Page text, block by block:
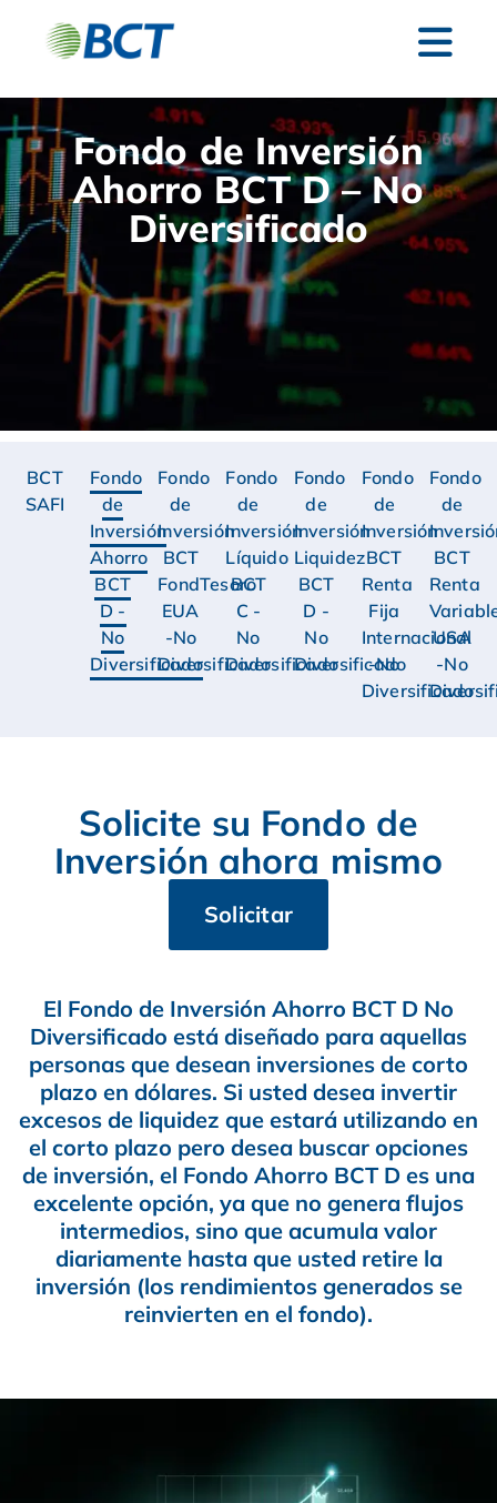
Fondo de Inversión
Ahorro BCT D – No
Diversificado
BCT
SAFI
Fondo
de
Inversión
Ahorro
BCT
D -
No
Diversificado
Fondo
de
Inversión
BCT
FondTesoro
EUA
-No
Diversificado
Fondo
de
Inversión
Líquido
BCT
C -
No
Diversificado
Fondo
de
Inversión
Liquidez
BCT
D -
No
Diversificado
Fondo
de
Inversión
BCT
Renta
Fija
Internacional
-No
Diversificado
Fondo
de
BCT
Renta
USA
-No
Solicite su Fondo de
Inversión ahora mismo
Solicitar
El Fondo de Inversión Ahorro BCT D No
Diversificado está diseñado para aquellas
personas que desean inversiones de corto
plazo en dólares. Si usted desea invertir
excesos de liquidez que estará utilizando en
el corto plazo pero desea buscar opciones
de inversión, el Fondo Ahorro BCT D es una
excelente opción, ya que no genera flujos
intermedios, sino que acumula valor
diariamente hasta que usted retire la
inversión (los rendimientos generados se
reinvierten en el fondo).